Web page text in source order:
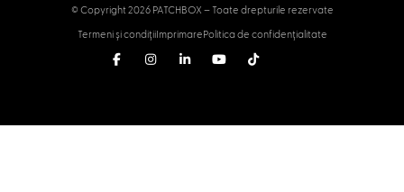
© Copyright 2026 PATCHBOX – Toate drepturile rezervate
Termeni și condițiiImprimarePolitica de confidențialitate